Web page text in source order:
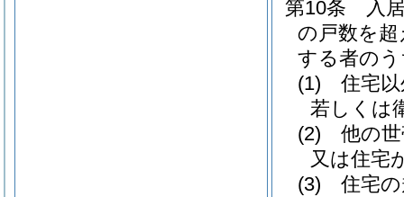
第10条
入
の戸数を
する者の
(1)
住宅
若しくは
(2)
他の
又は住宅
(3)
住宅